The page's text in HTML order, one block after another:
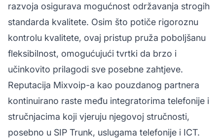
razvoja osigurava mogućnost održavanja strogih
standarda kvalitete. Osim što potiče rigoroznu
kontrolu kvalitete, ovaj pristup pruža poboljšanu
fleksibilnost, omogućujući tvrtki da brzo i
učinkovito prilagodi sve posebne zahtjeve.
Reputacija Mixvoip-a kao pouzdanog partnera
kontinuirano raste među integratorima telefonije i
stručnjacima koji vjeruju njegovoj stručnosti,
posebno u SIP Trunk, uslugama telefonije i ICT.